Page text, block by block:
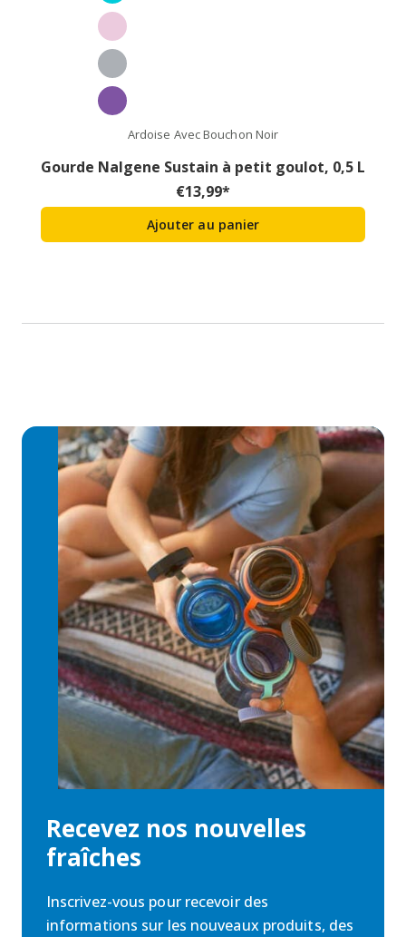
Ardoise Avec Bouchon Noir
Gourde Nalgene Sustain à petit goulot, 0,5 L
€13,99*
Ajouter au panier
Recevez nos nouvelles
fraîches
Inscrivez-vous pour recevoir des
informations sur les nouveaux produits, des